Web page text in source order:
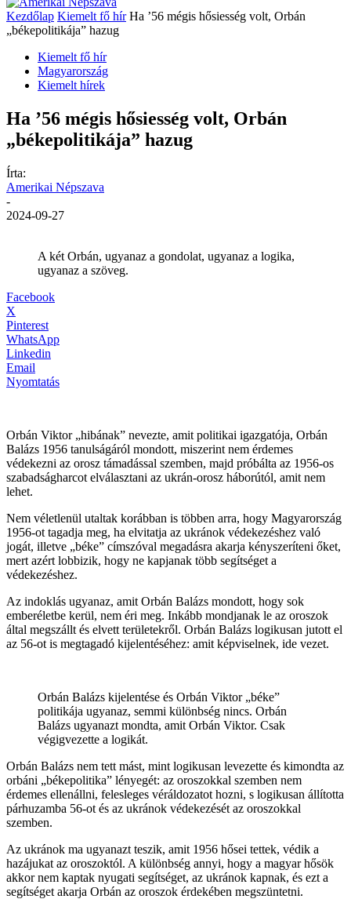
Kezdőlap Kiemelt fő hír Ha ’56 mégis hősiesség volt, Orbán
„békepolitikája” hazug
Kiemelt fő hír
Magyarország
Kiemelt hírek
Ha ’56 mégis hősiesség volt, Orbán
„békepolitikája” hazug
Írta:
Amerikai Népszava
-
2024-09-27
A két Orbán, ugyanaz a gondolat, ugyanaz a logika,
ugyanaz a szöveg.
Facebook
X
Pinterest
WhatsApp
Linkedin
Email
Nyomtatás
Orbán Viktor „hibának” nevezte, amit politikai igazgatója, Orbán
Balázs 1956 tanulságáról mondott, miszerint nem érdemes
védekezni az orosz támadással szemben, majd próbálta az 1956-os
szabadságharcot elválasztani az ukrán-orosz háborútól, amit nem
lehet.
Nem véletlenül utaltak korábban is többen arra, hogy Magyarország
1956-ot tagadja meg, ha elvitatja az ukránok védekezéshez való
jogát, illetve „béke” címszóval megadásra akarja kényszeríteni őket,
mert azért lobbizik, hogy ne kapjanak több segítséget a
védekezéshez.
Az indoklás ugyanaz, amit Orbán Balázs mondott, hogy sok
emberéletbe kerül, nem éri meg. Inkább mondjanak le az oroszok
által megszállt és elvett területekről. Orbán Balázs logikusan jutott el
az 56-ot is megtagadó kijelentéséhez: amit képviselnek, ide vezet.
Orbán Balázs kijelentése és Orbán Viktor „béke”
politikája ugyanaz, semmi különbség nincs. Orbán
Balázs ugyanazt mondta, amit Orbán Viktor. Csak
végigvezette a logikát.
Orbán Balázs nem tett mást, mint logikusan levezette és kimondta az
orbáni „békepolitika” lényegét: az oroszokkal szemben nem
érdemes ellenállni, felesleges véráldozatot hozni, s logikusan állította
párhuzamba 56-ot és az ukránok védekezését az oroszokkal
szemben.
Az ukránok ma ugyanazt teszik, amit 1956 hősei tettek, védik a
hazájukat az oroszoktól. A különbség annyi, hogy a magyar hősök
akkor nem kaptak nyugati segítséget, az ukránok kapnak, és ezt a
segítséget akarja Orbán az oroszok érdekében megszüntetni.